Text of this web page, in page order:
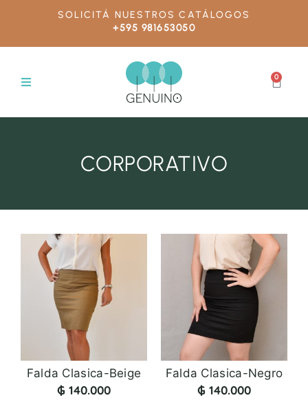
SOLICITÁ NUESTROS CATÁLOGOS
+595 981653050
0
CORPORATIVO
Falda Clasica-Beige
₲ 140.000
Falda Clasica-Negro
₲ 140.000